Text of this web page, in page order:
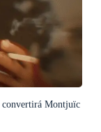
convertirá Montjuïc